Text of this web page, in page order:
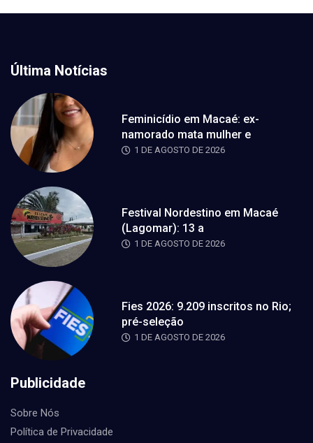
Última Notícias
Feminicídio em Macaé: ex-
namorado mata mulher e
1 DE AGOSTO DE 2026
Festival Nordestino em Macaé
(Lagomar): 13 a
1 DE AGOSTO DE 2026
Fies 2026: 9.209 inscritos no Rio;
pré-seleção
1 DE AGOSTO DE 2026
Publicidade
Sobre Nós
Política de Privacidade